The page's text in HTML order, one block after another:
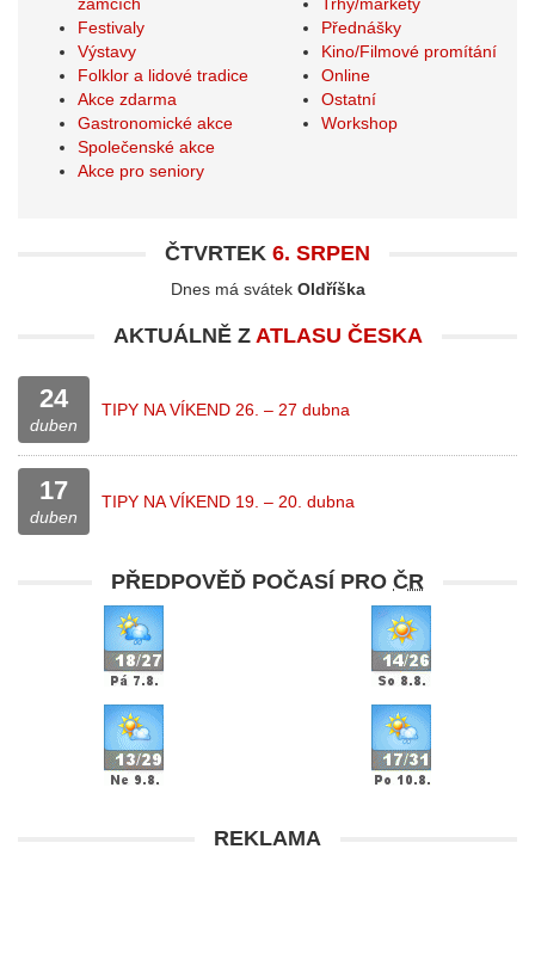
Festivaly
Výstavy
Folklor a lidové tradice
Akce zdarma
Gastronomické akce
Společenské akce
Akce pro seniory
Přednášky
Kino/Filmové promítání
Online
Ostatní
Workshop
ČTVRTEK 6. SRPEN
Dnes má svátek Oldříška
AKTUÁLNĚ Z ATLASU ČESKA
24
duben
TIPY NA VÍKEND 26. – 27 dubna
17
duben
TIPY NA VÍKEND 19. – 20. dubna
PŘEDPOVĚĎ POČASÍ PRO ČR
REKLAMA